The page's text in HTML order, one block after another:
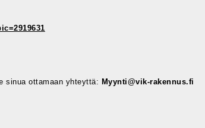
sinua ottamaan yhteyttä: Myynti@vik-rakennus.fi